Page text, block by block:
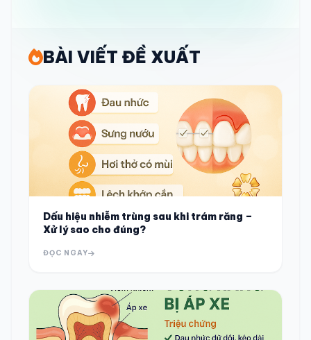
BÀI VIẾT ĐỀ XUẤT
Dấu hiệu nhiễm trùng sau khi trám răng –
Xử lý sao cho đúng?
ĐỌC NGAY